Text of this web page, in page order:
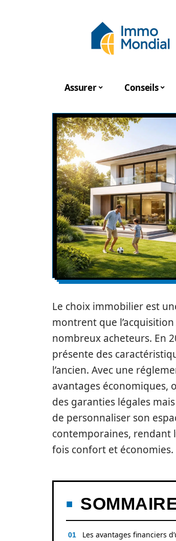
Assurer Conseils
Le choix immobilier est
montrent que l’acquisition
nombreux acheteurs. En
présente des
l’ancien. Avec une
avantages économiques,
des garanties légales
de personnaliser son
contemporaines, rendant
fois confort et économies.
Les avantages financiers